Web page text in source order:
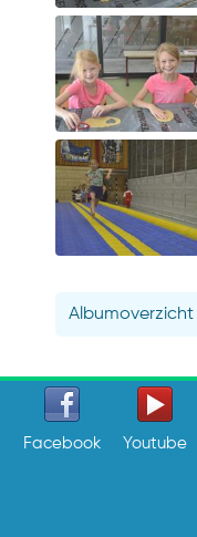
Albumoverzicht
Facebook Youtube